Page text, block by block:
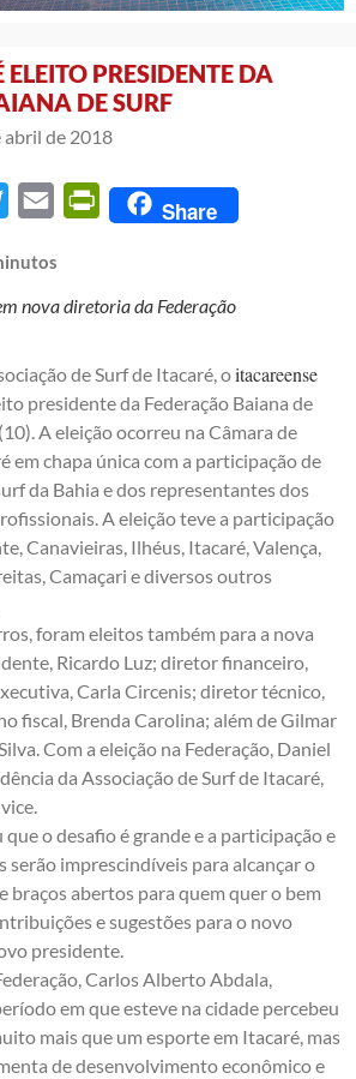
ELEITO PRESIDENTE DA
DE SURF
abril de 2018
Twitter Email PrintFriendly
Share
nova diretoria da Federação
de Surf de Itacaré, oitacareense
presidente da Federação Baiana de
A eleição ocorreu na Câmara de
em chapa única com a participação de
da Bahia e dos representantes dos
A eleição teve a participação
Canavieiras, Ilhéus, Itacaré, Valença,
Camaçari e diversos outros
foram eleitos também para a nova
Ricardo Luz; diretor financeiro,
Carla Circenis; diretor técnico,
fiscal, Brenda Carolina; além de Gilmar
Com a eleição na Federação, Daniel
da Associação de Surf de Itacaré,
o desafio é grande e a participação e
serão imprescindíveis para alcançar o
braços abertos para quem quer o bem
e sugestões para o novo
presidente.
Carlos Alberto Abdala,
em que esteve na cidade percebeu
mais que um esporte em Itacaré, mas
de desenvolvimento econômico e